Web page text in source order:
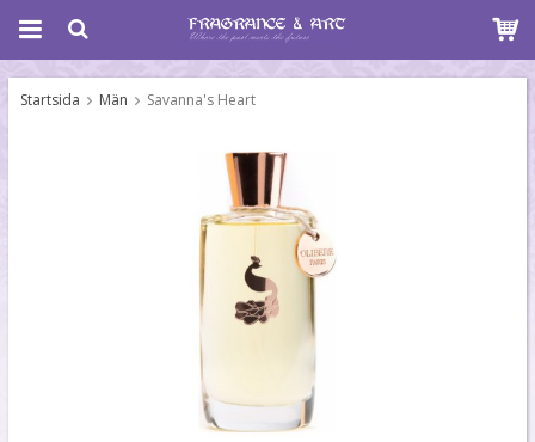
Startsida Män Savanna's Heart